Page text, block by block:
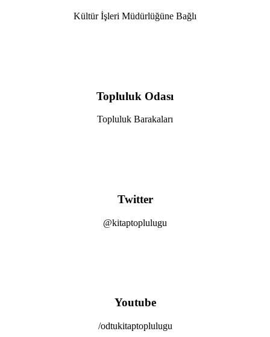
Kültür İşleri Müdürlüğüne Bağlı
Topluluk Odası
Topluluk Barakaları
Twitter
@kitaptoplulugu
Youtube
/odtukitaptoplulugu